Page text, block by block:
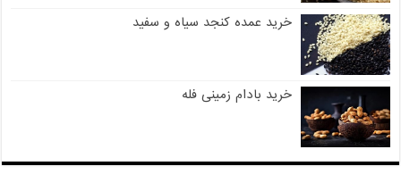
خرید عمده کنجد سیاه و سفید
خرید بادام زمینی فله